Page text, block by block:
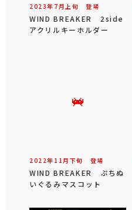
2023年 7 月 上旬 登場
WIND BREAKER 2side
アクリルキーホルダー
2022年 11 月 下旬 登場
WIND BREAKER ぷちぬ
いぐるみマスコット